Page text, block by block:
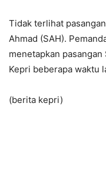
Tidak terlihat
Ahmad (SAH).
menetapkan
Kepri beberapa waktu
(berita kepri)